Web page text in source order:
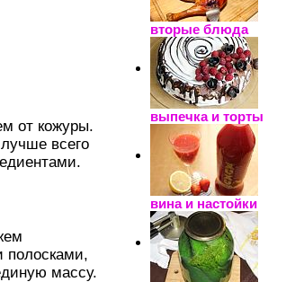
от кожуры.
всего
полосками,
массу.
вторые блюда
выпечка и торты
вина и настойки